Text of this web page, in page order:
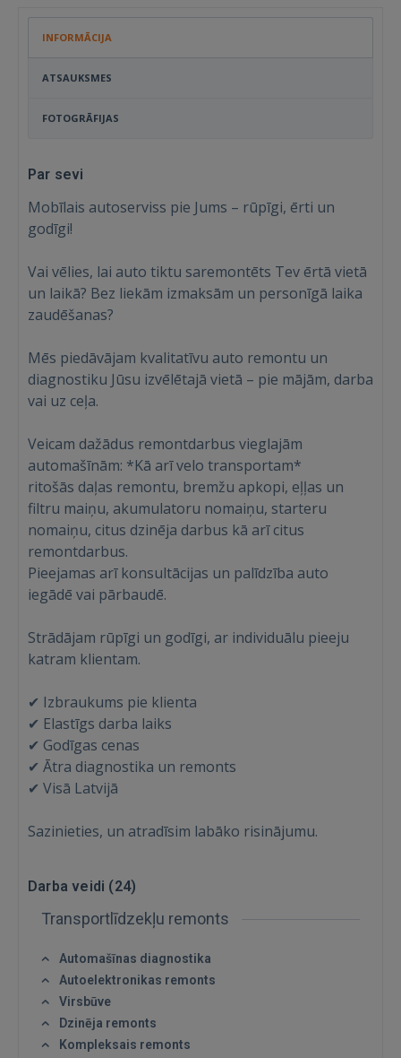
Ienākt
Aizmirsāt paroli?
GOOGLE
 Sign in with Apple
Vēl neesat reģistrējies?
REĢISTRĀCIJA
INFORMĀCIJA
ATSAUKSMES
FOTOGRĀFIJAS
Par sevi
Mobīlais autoserviss pie Jums – rūpīgi, ērti un
godīgi!
Vai vēlies, lai auto tiktu saremontēts Tev ērtā vietā
un laikā? Bez liekām izmaksām un personīgā laika
zaudēšanas?
Mēs piedāvājam kvalitatīvu auto remontu un
diagnostiku Jūsu izvēlētajā vietā – pie mājām, darba
vai uz ceļa.
Veicam dažādus remontdarbus vieglajām
automašīnām: *Kā arī velo transportam*
ritošās daļas remontu, bremžu apkopi, eļļas un
filtru maiņu, akumulatoru nomaiņu, starteru
nomaiņu, citus dzinēja darbus kā arī citus
remontdarbus.
Pieejamas arī konsultācijas un palīdzība auto
iegādē vai pārbaudē.
Strādājam rūpīgi un godīgi, ar individuālu pieeju
katram klientam.
✔ Izbraukums pie klienta
✔ Elastīgs darba laiks
✔ Godīgas cenas
✔ Ātra diagnostika un remonts
✔ Visā Latvijā
Sazinieties, un atradīsim labāko risinājumu.
Darba veidi (24)
Transportlīdzekļu remonts
Automašīnas diagnostika
Autoelektronikas remonts
Virsbūve
Dzinēja remonts
Kompleksais remonts